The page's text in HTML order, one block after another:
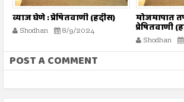
मोजमापात तफावत करणे :
प्रेषितवाणी (हदीस)
सूरह
(दिव्य
Shodhan
POST A COMMENT